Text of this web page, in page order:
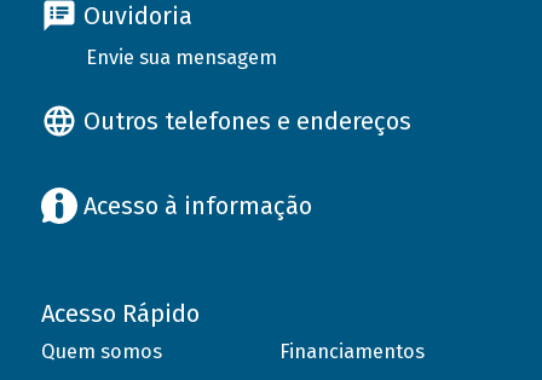
Ouvidoria
Envie sua mensagem
Outros telefones e endereços
Acesso à informação
Acesso Rápido
Quem somos
Financiamentos